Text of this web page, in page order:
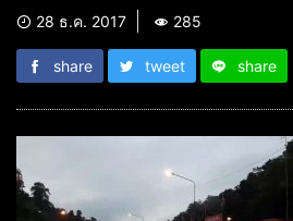
28 ธ.ค. 2017 285
share tweet share